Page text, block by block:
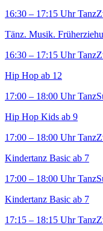
16:30 – 17:15 Uhr
Tänz. Musik.
16:30 – 17:15 Uhr
Hip Hop ab 12
17:00 – 18:00 Uhr
Hip Hop Kids ab 9
17:00 – 18:00 Uhr
Kindertanz Basic ab 7
17:00 – 18:00 Uhr
Kindertanz Basic ab 7
17:15 – 18:15 Uhr